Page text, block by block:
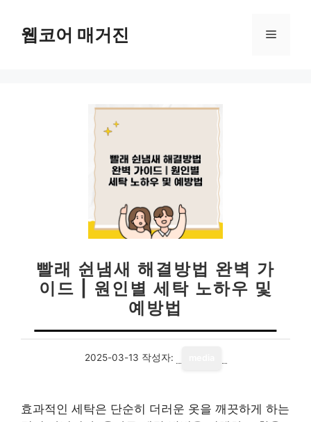
웹코어 매거진 메
빨래 쉰냄새 해결방법 완벽 가
이드 | 원인별 세탁 노하우 및
예방법
2025-03-13 작성자:
효과적인 세탁은 단순히 더러운 옷을 깨끗하게 하는